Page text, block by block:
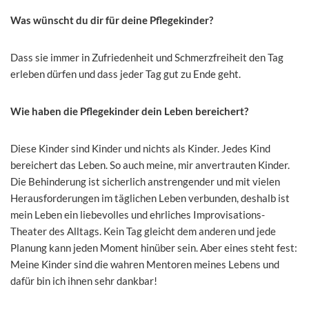
Was wünscht du dir für deine Pflegekinder?
Dass sie immer in Zufriedenheit und Schmerzfreiheit den Tag
erleben dürfen und dass jeder Tag gut zu Ende geht.
Wie haben die Pflegekinder dein Leben bereichert?
Diese Kinder sind Kinder und nichts als Kinder. Jedes Kind
bereichert das Leben. So auch meine, mir anvertrauten Kinder.
Die Behinderung ist sicherlich anstrengender und mit vielen
Herausforderungen im täglichen Leben verbunden, deshalb ist
mein Leben ein liebevolles und ehrliches Improvisations-
Theater des Alltags. Kein Tag gleicht dem anderen und jede
Planung kann jeden Moment hinüber sein. Aber eines steht fest:
Meine Kinder sind die wahren Mentoren meines Lebens und
dafür bin ich ihnen sehr dankbar!